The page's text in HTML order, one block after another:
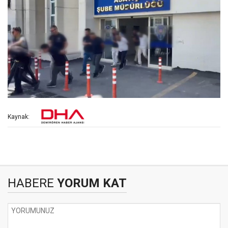
Kaynak:
HABERE YORUM KAT